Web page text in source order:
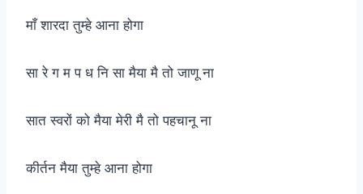
माँ शारदा तुम्हे आना होगा
सा रे ग म प ध नि सा मैया मै तो जाणू ना
सात स्वरों को मैया मेरी मै तो पहचानू ना
कीर्तन मैया तुम्हे आना होगा